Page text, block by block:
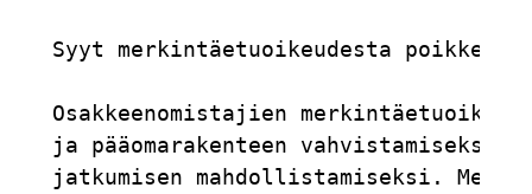
Syyt merkintäetuoikeudesta
Osakkeenomistajien
ja pääomarakenteen
jatkumisen mahdollistamiseksi.